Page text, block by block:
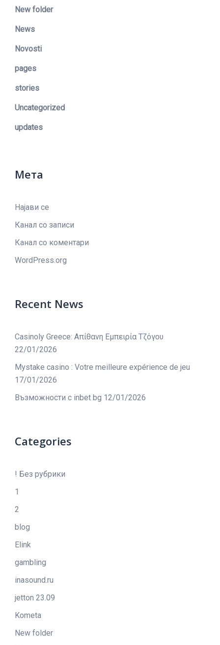
New folder
News
Novosti
pages
stories
Uncategorized
updates
Мета
Најави се
Канал со записи
Канал со коментари
WordPress.org
Recent News
Casinoly Greece: Απίθανη Εμπειρία Τζόγου
22/01/2026
Mystake casino : Votre meilleure expérience de jeu
17/01/2026
Възможности с inbet bg 12/01/2026
Categories
! Без рубрики
1
2
blog
Elink
gambling
inasound.ru
jetton 23.09
Kometa
New folder